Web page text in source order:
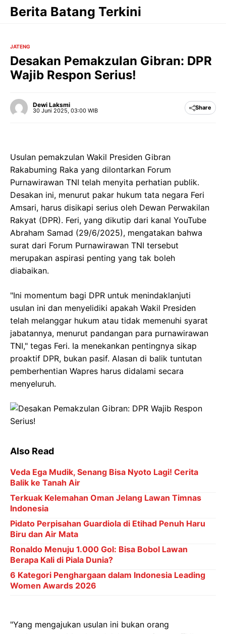
Langsung
Berita Batang Terkini
JATENG
Desakan Pemakzulan Gibran: DPR
Wajib Respon Serius!
Dewi Laksmi
30 Juni 2025, 03:00 WIB Share
Usulan pemakzulan Wakil Presiden Gibran
Rakabuming Raka yang dilontarkan Forum
Purnawirawan TNI telah menyita perhatian publik.
Desakan ini, menurut pakar hukum tata negara Feri
Amsari, harus disikapi serius oleh Dewan Perwakilan
Rakyat (DPR). Feri, yang dikutip dari kanal YouTube
Abraham Samad (29/6/2025), mengatakan bahwa
surat dari Forum Purnawirawan TNI tersebut
merupakan aspirasi penting yang tak boleh
diabaikan.
"Ini momentum bagi DPR untuk menindaklanjuti
usulan ini dan menyelidiki apakah Wakil Presiden
telah melanggar hukum atau tidak memenuhi syarat
jabatannya, menurut pandangan para purnawirawan
TNI," tegas Feri. Ia menekankan pentingnya sikap
proaktif DPR, bukan pasif. Alasan di balik tuntutan
pemberhentian Wapres harus didalami secara
menyeluruh.
Also Read
Veda Ega Mudik, Senang Bisa Nyoto Lagi! Cerita
Balik ke Tanah Air
Terkuak Kelemahan Oman Jelang Lawan Timnas
Indonesia
Pidato Perpisahan Guardiola di Etihad Penuh Haru
Biru dan Air Mata
Ronaldo Menuju 1.000 Gol: Bisa Bobol Lawan
Berapa Kali di Piala Dunia?
6 Kategori Penghargaan dalam Indonesia Leading
Women Awards 2026
"Yang mengajukan usulan ini bukan orang